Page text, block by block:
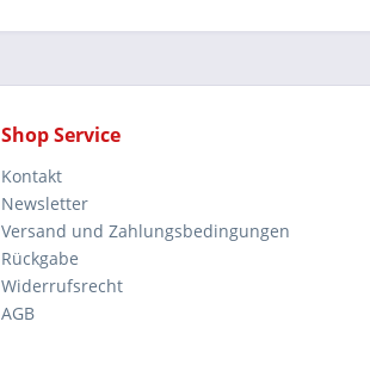
Shop Service
Kontakt
Newsletter
Versand und Zahlungsbedingungen
Rückgabe
Widerrufsrecht
AGB